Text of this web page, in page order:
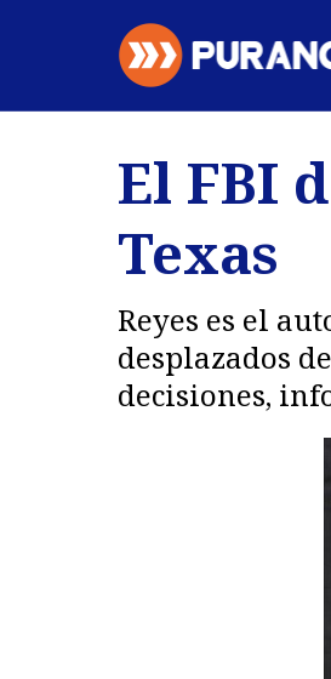
Regiones
Deportes
El FBI
Texas
Reyes es el
desplazados
decisiones,